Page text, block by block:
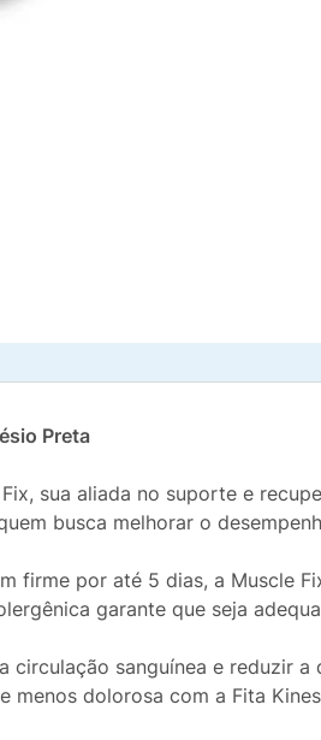
Preta
sua aliada no suporte e
busca melhorar o
firme por até 5 dias, a Muscle
garante que seja
sanguínea e reduzir
menos dolorosa com a Fita